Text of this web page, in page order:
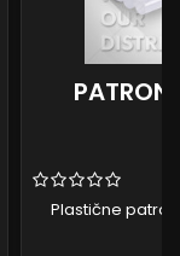
Plastične